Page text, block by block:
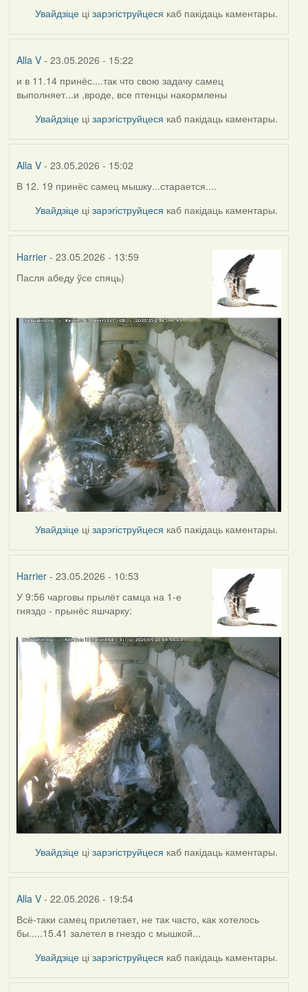
Увайдзіце цізарэгіструйцеся каб пакідаць каментары.
Alla V- 23.05.2026 - 15:22
и в 11.14 принёс....так что свою задачу самец
выполняет...и ,вроде, все птенцы накормлены
Увайдзіце цізарэгіструйцеся каб пакідаць каментары.
Alla V- 23.05.2026 - 15:02
В 12. 19 принёс самец мышку...старается....
Увайдзіце цізарэгіструйцеся каб пакідаць каментары.
Harrier- 23.05.2026 - 13:59
Пасля абеду ўсе спяць)
Увайдзіце цізарэгіструйцеся каб пакідаць каментары.
Harrier- 23.05.2026 - 10:53
У 9:56 чарговы прылёт самца на 1-е
гняздо - прынёс яшчарку:
Увайдзіце цізарэгіструйцеся каб пакідаць каментары.
Alla V- 22.05.2026 - 19:54
Всё-таки самец прилетает, не так часто, как хотелось
бы.....15.41 залетел в гнездо с мышкой...
Увайдзіце цізарэгіструйцеся каб пакідаць каментары.